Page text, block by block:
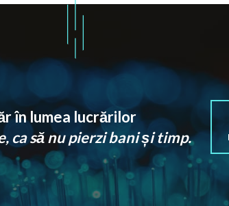
în lumea lucrărilor
ca să nu pierzi bani și timp.